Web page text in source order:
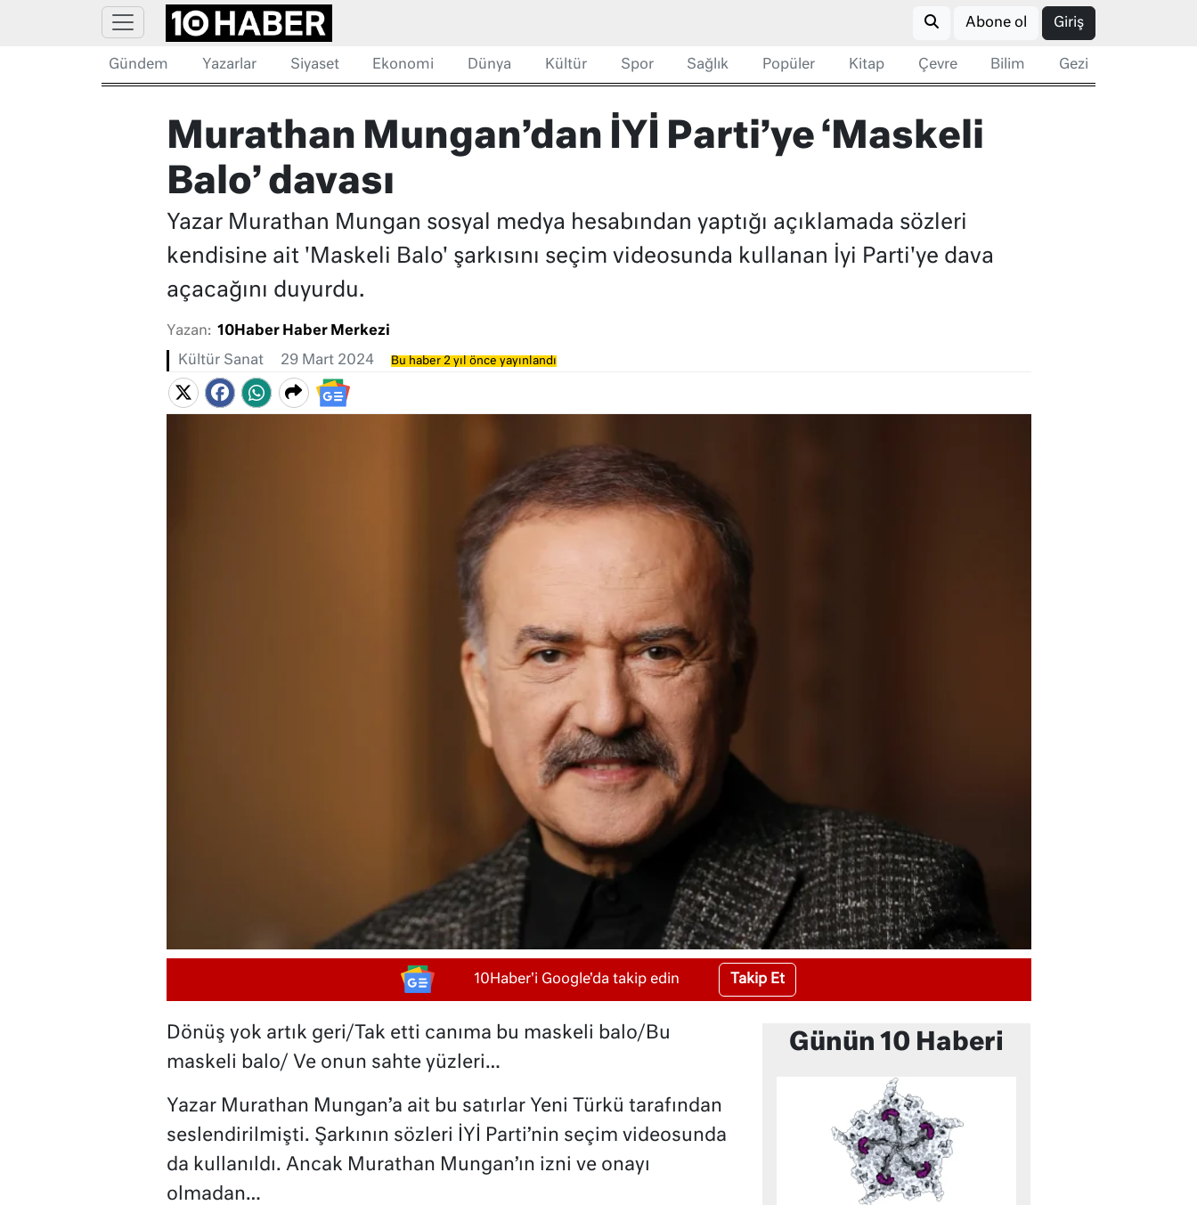
Abone ol Giriş
Gündem Yazarlar Siyaset Ekonomi Dünya Kültür Spor Sağlık Popüler Kitap Çevre Bilim Gezi
Murathan Mungan’dan İYİ Parti’ye ‘Maskeli
Balo’ davası
Yazar Murathan Mungan sosyal medya hesabından yaptığı açıklamada sözleri
kendisine ait 'Maskeli Balo' şarkısını seçim videosunda kullanan İyi Parti'ye dava
açacağını duyurdu.
Yazan: 10Haber Haber Merkezi
Kültür Sanat 29 Mart 2024 Bu haber 2 yıl önce yayınlandı
10Haber'i Google'da takip edin Takip Et
Dönüş yok artık geri/Tak etti canıma bu maskeli balo/Bu
maskeli balo/ Ve onun sahte yüzleri…
Yazar Murathan Mungan’a ait bu satırlar Yeni Türkü tarafından
seslendirilmişti. Şarkının sözleri İYİ Parti’nin seçim videosunda
da kullanıldı. Ancak Murathan Mungan’ın izni ve onayı
olmadan…
Günün 10 Haberi